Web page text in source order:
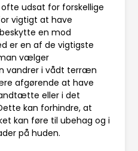
udsat for forskellige
vigtigt at have
en mod
er en af de vigtigste
vælger
vandrer i vådt terræn
afgørende at have
eller i det
kan forhindre, at
kan føre til ubehag og i
på huden.